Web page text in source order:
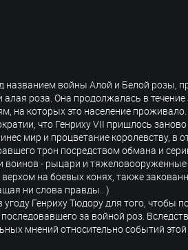
названием войны Алой и Белой розы,
роза. Она продолжалась в течение
на которых это население
что Генриху VII пришлось
мир и процветание королевству, в
трон посредством обмана и
воинов - рыцари и
на боевых конях, также
ни слова правды.. )
Генриху Тюдору для того, чтобы
за войной роз.
мнений относительно событий